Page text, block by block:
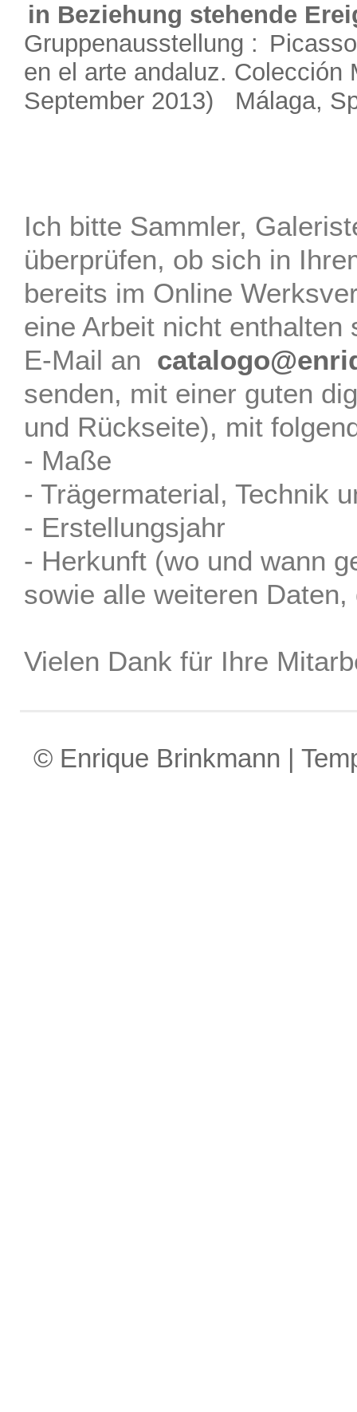
in Beziehung stehende
Gruppenausstellung :
en el arte andaluz. Colección
September 2013) Málaga,
Ich bitte Sammler,
überprüfen, ob sich in
bereits im Online
eine Arbeit nicht
E-Mail an
senden, mit einer guten
und Rückseite), mit
- Maße
- Trägermaterial, Technik
- Erstellungsjahr
- Herkunft (wo und wann
sowie alle weiteren
Vielen Dank für Ihre
© Enrique Brinkmann |